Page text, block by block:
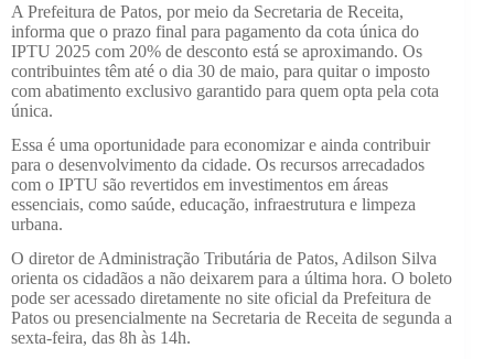
A Prefeitura de Patos, por meio da Secretaria de Receita,
informa que o prazo final para pagamento da cota única do
IPTU 2025 com 20% de desconto está se aproximando. Os
contribuintes têm até o dia 30 de maio, para quitar o imposto
com abatimento exclusivo garantido para quem opta pela cota
única.
Essa é uma oportunidade para economizar e ainda contribuir
para o desenvolvimento da cidade. Os recursos arrecadados
com o IPTU são revertidos em investimentos em áreas
essenciais, como saúde, educação, infraestrutura e limpeza
urbana.
O diretor de Administração Tributária de Patos, Adilson Silva
orienta os cidadãos a não deixarem para a última hora. O boleto
pode ser acessado diretamente no site oficial da Prefeitura de
Patos ou presencialmente na Secretaria de Receita de segunda a
sexta-feira, das 8h às 14h.